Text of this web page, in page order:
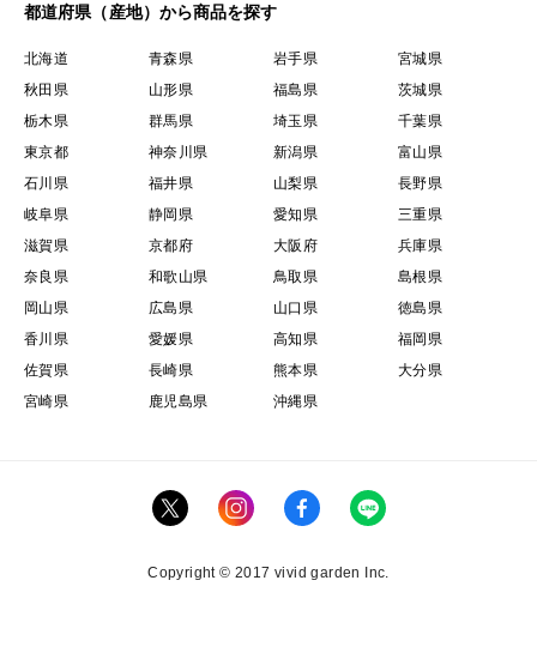
都道府県（産地）から商品を探す
北海道 青森県 岩手県
宮城県
秋田県
山形県 福島県
茨城県
栃木県
群馬県 埼玉県
千葉県
東京都
神奈川県 新潟県
富山県
石川県
福井県 山梨県
長野県
岐阜県
静岡県 愛知県
三重県
滋賀県
京都府 大阪府
兵庫県
奈良県
和歌山県 鳥取県
島根県
岡山県
広島県 山口県
徳島県
香川県
愛媛県 高知県
福岡県
佐賀県
長崎県 熊本県
大分県
宮崎県
鹿児島県 沖縄県
Copyright © 2017 vivid garden Inc.